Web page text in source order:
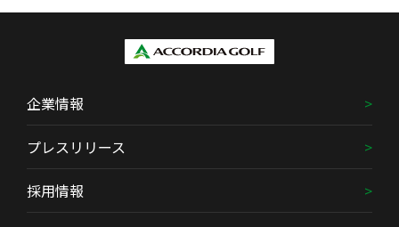
企業情報
プレスリリース
採用情報